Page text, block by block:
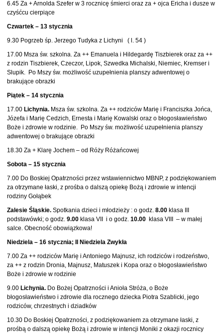
6.45 Za + Arnolda Szefer w 3 rocznicę śmierci oraz za + ojca Ericha i dusze w
czyśćcu cierpiące
Czwartek – 13 stycznia
9.30 Pogrzeb śp. Jerzego Tudyka z Lichyni ( l. 54 )
17.00 Msza św. szkolna. Za ++ Emanuela i Hildegardę Tiszbierek oraz za ++
z rodzin Tiszbierek, Czeczor, Lipok, Szwedka Michalski, Niemiec, Kremser i
Slupik. Po Mszy św. możliwość uzupełnienia planszy adwentowej o
brakujące obrazki
Piątek – 14 stycznia
17.00 Lichynia. Msza św. szkolna. Za ++ rodziców Marię i Franciszka Jońca,
Józefa i Marię Cedzich, Ernesta i Marię Kowalski oraz o błogosławieństwo
Boże i zdrowie w rodzinie. Po Mszy św. możliwość uzupełnienia planszy
adwentowej o brakujące obrazki
18.30 Za + Klarę Jochem – od Róży Różańcowej
Sobota – 15 stycznia
7.00 Do Boskiej Opatrzności przez wstawiennictwo MBNP, z podziękowaniem
za otrzymane łaski, z prośba o dalszą opiekę Bożą i zdrowie w intencji
rodziny Gołąbek
Zalesie Śląskie. Spotkania dzieci i młodzieży : o godz. 8.00 klasa III
podstawówki; o godz. 9.00 klasa VII i o godz. 10.00 klasa VIII – w małej
salce. Obecność obowiązkowa!
Niedziela – 16 stycznia; II Niedziela Zwykła
7.00 Za ++ rodziców Marię i Antoniego Majnusz, ich rodziców i rodzeństwo,
za ++ z rodzin Dronia, Majnusz, Matuszek i Kopa oraz o błogosławieństwo
Boże i zdrowie w rodzinie
9.00 Lichynia. Do Bożej Opatrzności i Anioła Stróża, o Boże
błogosławieństwo i zdrowie dla rocznego dziecka Piotra Szablicki, jego
rodziców, chrzestnych i dziadków
10.30 Do Boskiej Opatrzności, z podziękowaniem za otrzymane łaski, z
prośbą o dalszą opiekę Bożą i zdrowie w intencji Moniki z okazji rocznicy